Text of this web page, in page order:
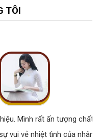
TÔI
Mình rất ấn tượng chất
vui vẻ nhiệt tình của nhân